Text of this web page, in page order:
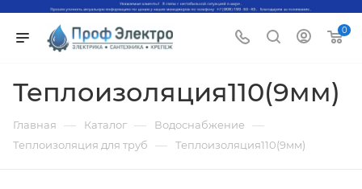
0
Теплоизоляция110(9мм)
Главная — Каталог — Водоснабжение —
Теплоизоляция для труб — Теплоизоляция110(9мм)